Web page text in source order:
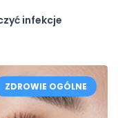
infekcje
ZDROWIE OGÓLNE